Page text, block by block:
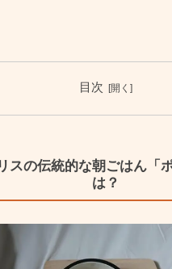
目次
スの伝統的な朝ごはん「
は？